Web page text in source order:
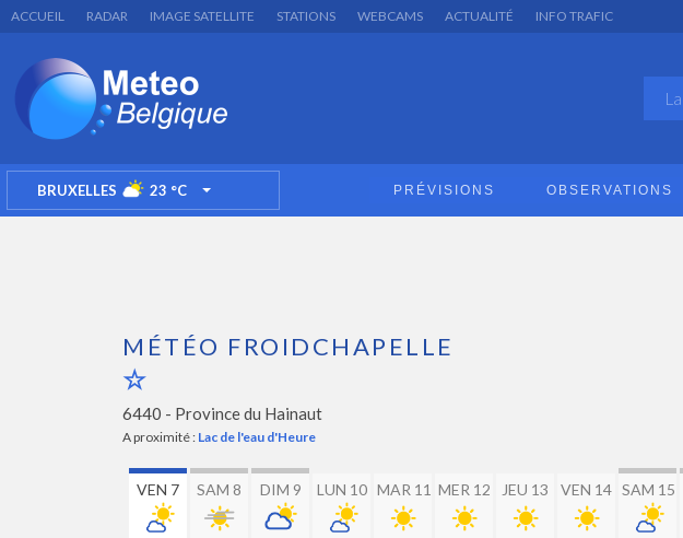
ACCUEIL RADAR IMAGE SATELLITE STATIONS WEBCAMS ACTUALITÉ INFO TRAFIC
BRUXELLES 23 °C TOGGLE DROPDOWN PRÉVISIONS OBSERVATIONS
MÉTÉO FROIDCHAPELLE
6440 - Province du Hainaut
A proximité : Lac de l'eau d'Heure
VEN 7 SAM 8 DIM 9 LUN 10 MAR 11 MER 12 JEU 13 VEN 14 SAM 15